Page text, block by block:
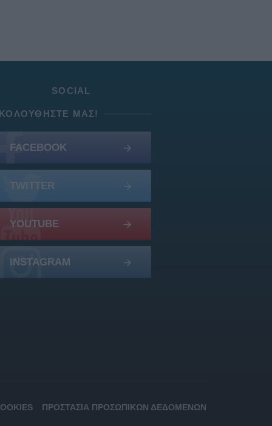
SOCIAL
ΜΑΣ!
FACEBOOK
TWITTER
YOUTUBE
INSTAGRAM
ΠΡΟΣΤΑΣΊΑ ΠΡΟΣΩΠΙΚΏΝ ΔΕΔΟΜΈΝΩΝ